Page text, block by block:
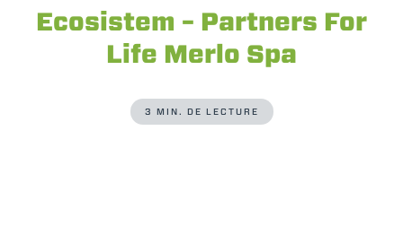
Ecosistem – Partners For
Life Merlo Spa
3 MIN. DE LECTURE